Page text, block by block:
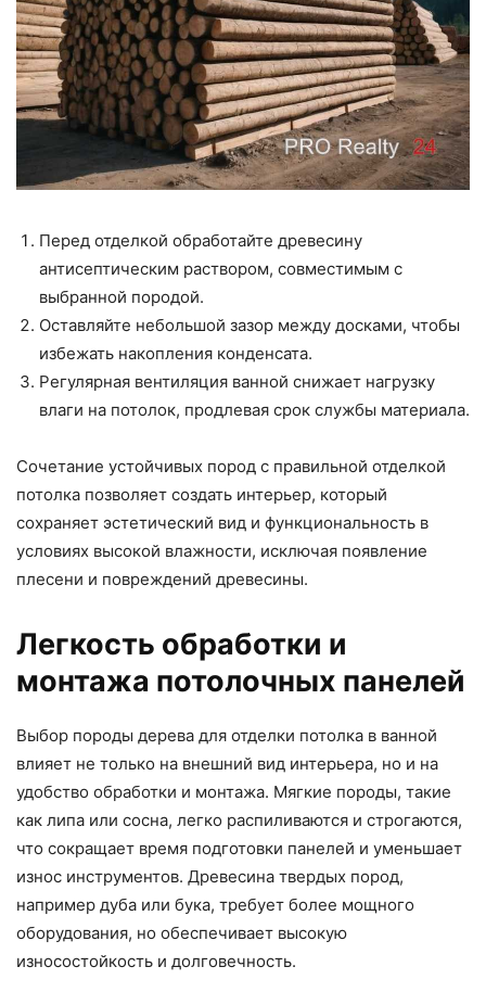
Перед отделкой обработайте древесину
антисептическим раствором, совместимым с
выбранной породой.
Оставляйте небольшой зазор между досками, чтобы
избежать накопления конденсата.
Регулярная вентиляция ванной снижает нагрузку
влаги на потолок, продлевая срок службы материала.
Сочетание устойчивых пород с правильной отделкой
потолка позволяет создать интерьер, который
сохраняет эстетический вид и функциональность в
условиях высокой влажности, исключая появление
плесени и повреждений древесины.
Легкость обработки и
монтажа потолочных панелей
Выбор породы дерева для отделки потолка в ванной
влияет не только на внешний вид интерьера, но и на
удобство обработки и монтажа. Мягкие породы, такие
как липа или сосна, легко распиливаются и строгаются,
что сокращает время подготовки панелей и уменьшает
износ инструментов. Древесина твердых пород,
например дуба или бука, требует более мощного
оборудования, но обеспечивает высокую
износостойкость и долговечность.